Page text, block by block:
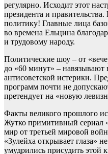
регулярно. Исходит этот
президента и
политику! Главные лица
во времена Ельцина
и трудовому народу.
Политические шоу – от
до «60 минут» –
антисоветской истерики.
программ почти не
претендует на «новую
Факты великого прошлого
Жутко примитивный сериал
мир от третьей мировой
«Зулейха открывает глаза»
умудрились присудить этой